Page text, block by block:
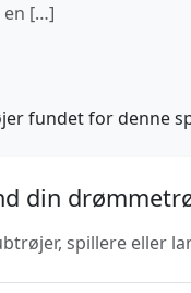
en […]
fundet for denne
din
spillere eller